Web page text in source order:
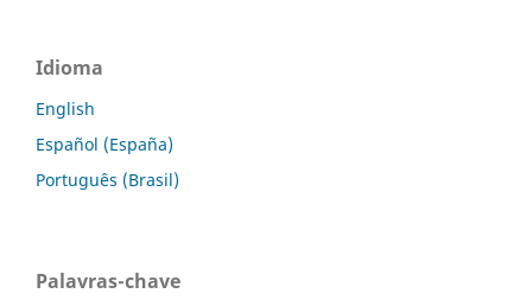
Idioma
English
Español (España)
Português (Brasil)
Palavras-chave